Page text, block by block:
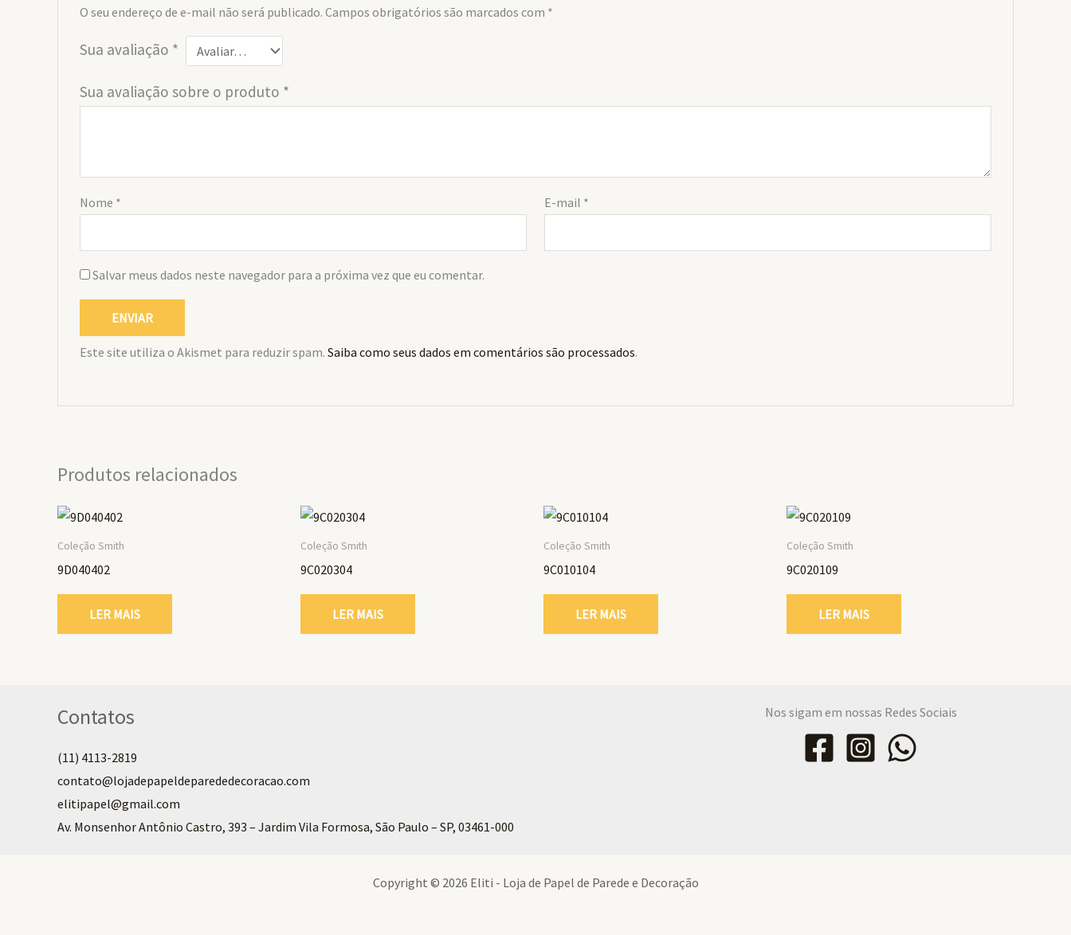
O seu endereço de e-mail não será publicado. Campos obrigatórios são marcados com *
Sua avaliação *
Sua avaliação sobre o produto *
Nome * E-mail *
Salvar meus dados neste navegador para a próxima vez que eu comentar.
Este site utiliza o Akismet para reduzir spam. Saiba como seus dados em comentários são processados.
Produtos relacionados
Coleção Smith
9D040402
LER MAIS
Coleção Smith
9C020304
LER MAIS
Coleção Smith
9C010104
LER MAIS
Coleção Smith
9C020109
LER MAIS
Contatos
(11) 4113-2819
contato@lojadepapeldeparededecoracao.com
elitipapel@gmail.com​
Av. Monsenhor Antônio Castro, 393 – Jardim Vila Formosa, São Paulo – SP, 03461-000
Nos sigam em nossas Redes Sociais
Copyright © 2026 Eliti - Loja de Papel de Parede e Decoração